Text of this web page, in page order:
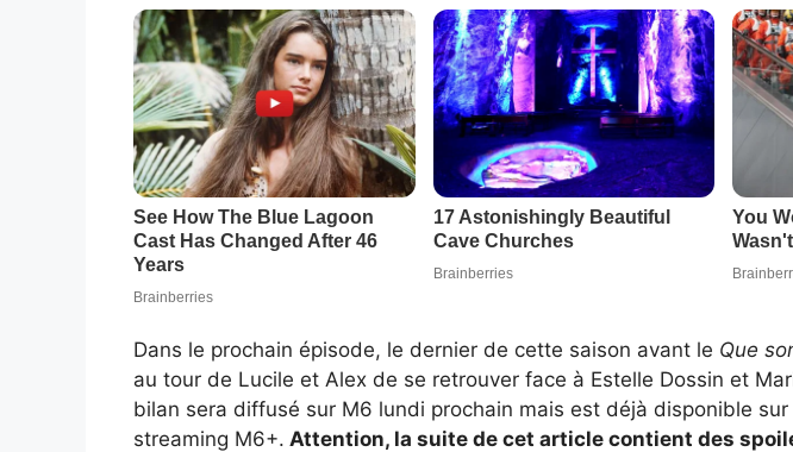
Dans le prochain épisode, le dernier de cette saison avant le Que
au tour de Lucile et Alex de se retrouver face à Estelle Dossin et
bilan sera diffusé sur M6 lundi prochain mais est déjà disponible
streaming M6+. Attention, la suite de cet article contient des